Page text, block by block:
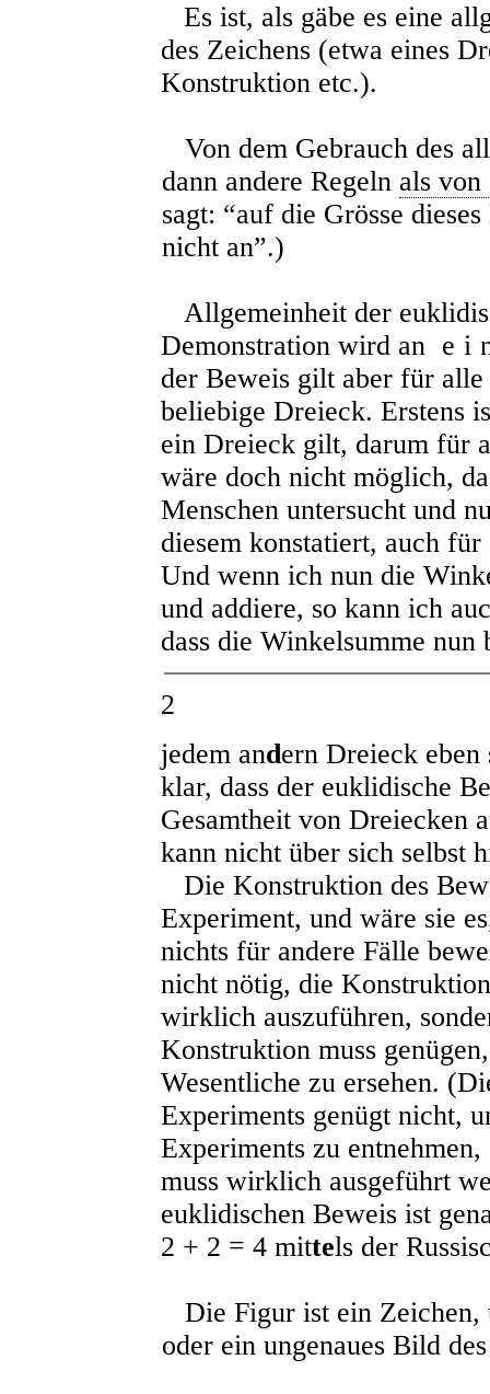
Es ist, als gäbe es eine
des Zeichens (etwa eines
Konstruktion etc.).
Von dem Gebrauch des
dann andere Regeln als von
sagt: “auf die Grösse
nicht an”.)
Allgemeinheit der
Demonstration wird an
der Beweis gilt aber für
beliebige Dreieck. Erstens
ein Dreieck gilt, darum für
wäre doch nicht möglich,
Menschen untersucht und
diesem konstatiert, auch
Und wenn ich nun die
und addiere, so kann ich
dass die Winkelsumme nun
2
jedem andern Dreieck eben
klar, dass der euklidische
Gesamtheit von Dreiecken
kann nicht über sich selbst
Die Konstruktion des
Experiment, und wäre sie
nichts für andere Fälle
nicht nötig, die
wirklich auszuführen,
Konstruktion muss
Wesentliche zu ersehen.
Experiments genügt nicht,
Experiments zu
muss wirklich ausgeführt
euklidischen Beweis ist
2 + 2 = 4 mittels der
Die Figur ist ein Zeichen,
oder ein ungenaues Bild